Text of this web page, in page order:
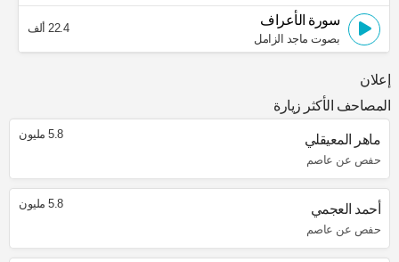
سورة الأعراف
بصوت ماجد الزامل
22.4 ألف
إعلان
المصاحف الأكثر زيارة
ماهر المعيقلي
حفص عن عاصم
5.8 مليون
أحمد العجمي
حفص عن عاصم
5.8 مليون